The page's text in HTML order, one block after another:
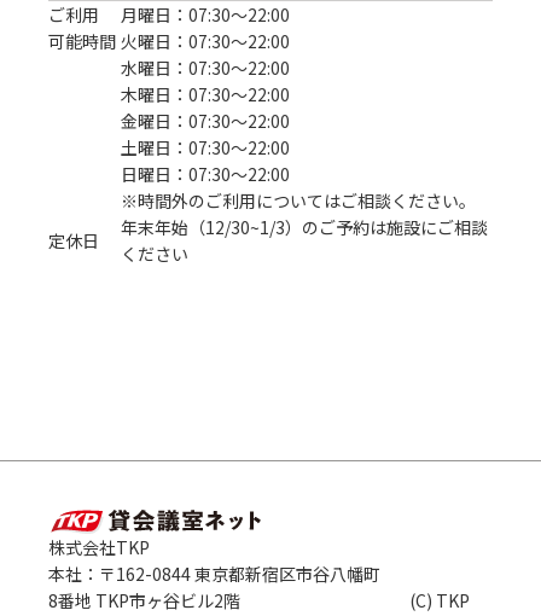
ご利用
可能時間
月曜日：07:30〜22:00
火曜日：07:30〜22:00
水曜日：07:30〜22:00
木曜日：07:30〜22:00
金曜日：07:30〜22:00
土曜日：07:30〜22:00
日曜日：07:30〜22:00
※時間外のご利用についてはご相談ください。
定休日
年末年始（12/30~1/3）のご予約は施設にご相談
ください
株式会社TKP
本社：〒162-0844 東京都新宿区市谷八幡町
8番地 TKP市ヶ谷ビル2階
(C) TKP